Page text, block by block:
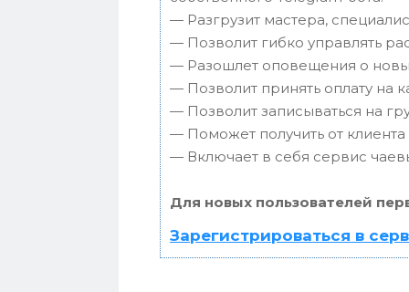
— Разгрузит мастера,
— Позволит гибко управлять
— Разошлет оповещения о
— Позволит принять оплату на
— Позволит записываться на
— Поможет получить от
— Включает в себя сервис
Для новых пользователей
Зарегистрироваться в